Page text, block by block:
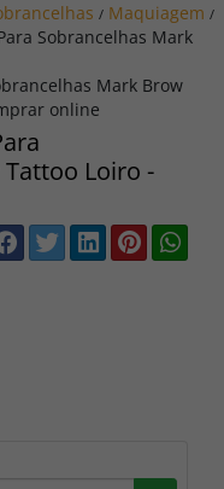
/ Maquiagem /
Sobrancelhas Mark
Loiro -